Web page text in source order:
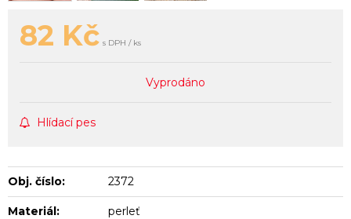
82 Kč s DPH / ks
Vyprodáno
Hlídací pes
Obj. číslo: 2372
Materiál: perleť